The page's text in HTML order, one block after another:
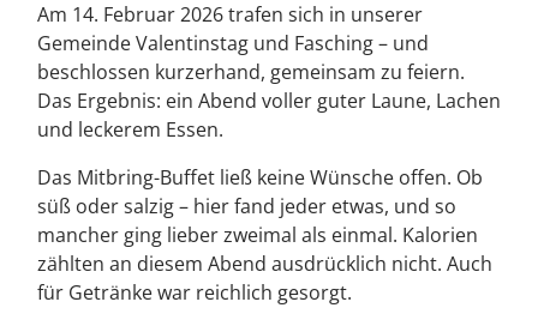
Am 14. Februar 2026 trafen sich in unserer
Gemeinde Valentinstag und Fasching – und
beschlossen kurzerhand, gemeinsam zu feiern.
Das Ergebnis: ein Abend voller guter Laune, Lachen
und leckerem Essen.
Das Mitbring-Buffet ließ keine Wünsche offen. Ob
süß oder salzig – hier fand jeder etwas, und so
mancher ging lieber zweimal als einmal. Kalorien
zählten an diesem Abend ausdrücklich nicht. Auch
für Getränke war reichlich gesorgt.